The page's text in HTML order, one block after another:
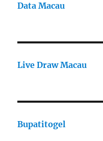
Data Macau
Live Draw Macau
Bupatitogel